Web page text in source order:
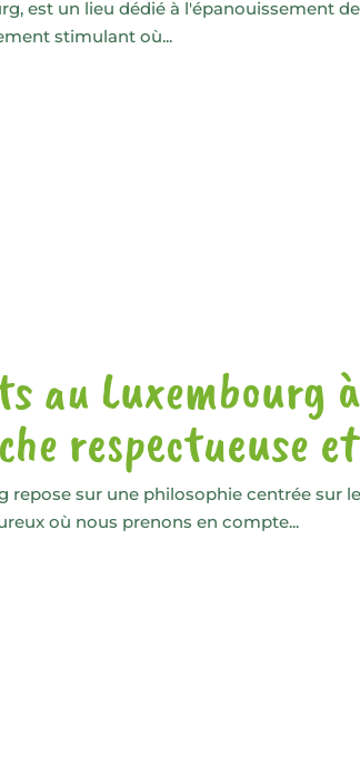
est un lieu dédié à l'épanouissement
stimulant où...
au Luxembourg
respectueuse
sur une philosophie centrée sur
où nous prenons en compte...